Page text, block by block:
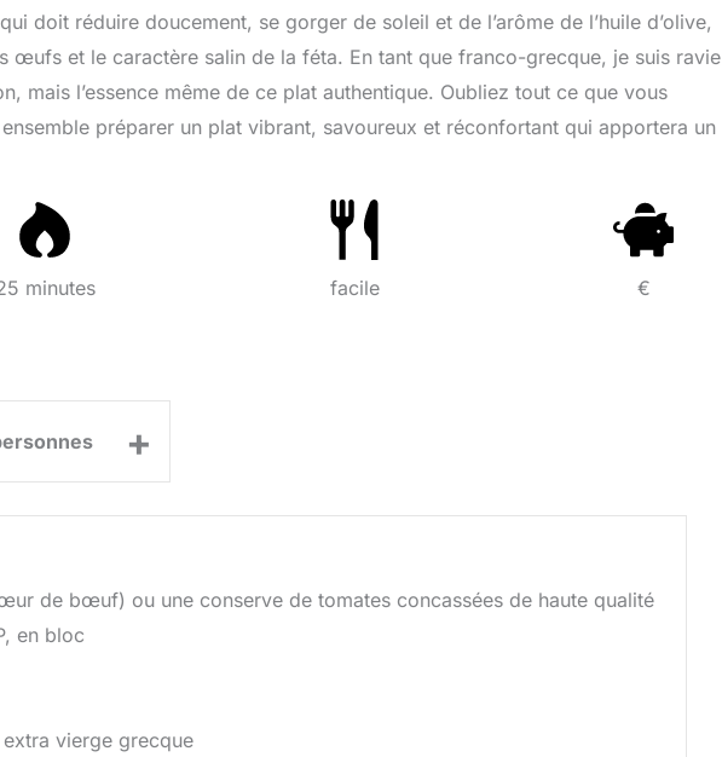
doit réduire doucement, se gorger de soleil et de l’arôme de l’huile d’olive,
œufs et le caractère salin de la féta. En tant que franco-grecque, je suis ravie
mais l’essence même de ce plat authentique. Oubliez tout ce que vous
préparer un plat vibrant, savoureux et réconfortant qui apportera un
minutes facile €
+
de bœuf) ou une conserve de tomates concassées de haute qualité
en bloc
extra vierge grecque